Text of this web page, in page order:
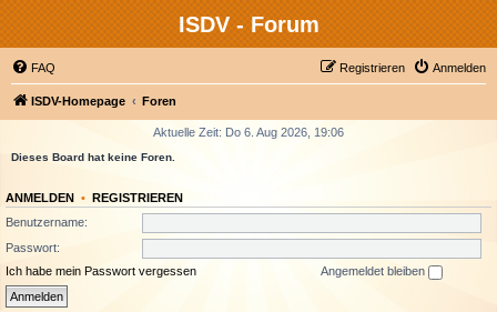
ISDV - Forum
FAQ Anmelden
Registrieren
ISDV-Homepage Foren
Aktuelle Zeit: Do 6. Aug 2026, 19:06
Dieses Board hat keine Foren.
ANMELDEN • REGISTRIEREN
Benutzername:
Passwort:
Ich habe mein Passwort vergessen
Angemeldet bleiben